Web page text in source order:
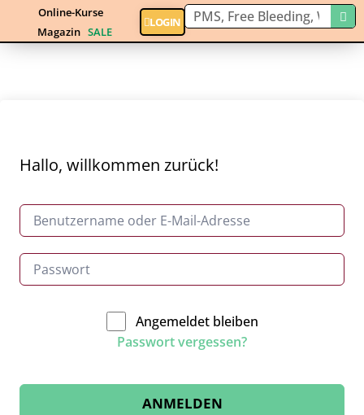
Online-Kurse
Magazin SALE
LOGIN
Hallo, willkommen zurück!
Angemeldet bleiben
Passwort vergessen?
ANMELDEN